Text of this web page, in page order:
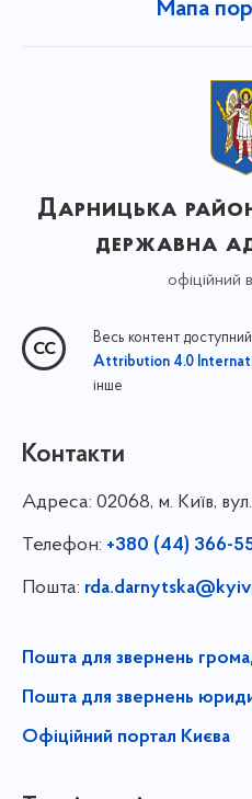
Мапа
Дарницька
державна
офіційний
Весь контент
Attribution 4.0
інше
Контакти
Адреса: 02068, м. Київ,
Телефон: +380 (44) 366-
Пошта:
Пошта для звернень
Пошта для звернень
Офіційний портал Києва